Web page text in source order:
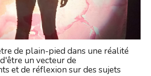
de plain-pied dans une réalité
un vecteur de
et de réflexion sur des sujets